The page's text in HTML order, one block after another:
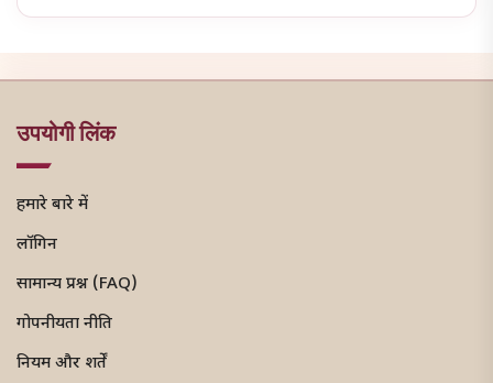
उपयोगी लिंक
हमारे बारे में
लॉगिन
सामान्य प्रश्न (FAQ)
गोपनीयता नीति
नियम और शर्तें